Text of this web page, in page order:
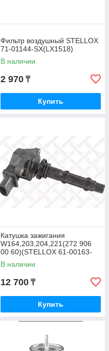
Фильтр воздушный STELLOX
71-01144-SX(LX1518)
В наличии
2 970 ₸
Купить
Катушка зажигания
W164,203,204,221(272 906
00 60)(STELLOX 61-00163-
SX)
В наличии
12 700 ₸
Купить